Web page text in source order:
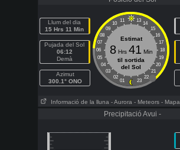
Llum del dia
15 Hrs 11 Min
Pujada del Sol
06:12
Demà
Azimut
300.1° ONO
11 13
10
14
09
15
08
16
07
17
06
18
05
19
04
20
03
21
02
22
01 23
Estimat
8Hrs 41 Min
til sortida
del Sol
Informació de la lluna - Aurora - Meteors - Mapa
Precipitació Avui -